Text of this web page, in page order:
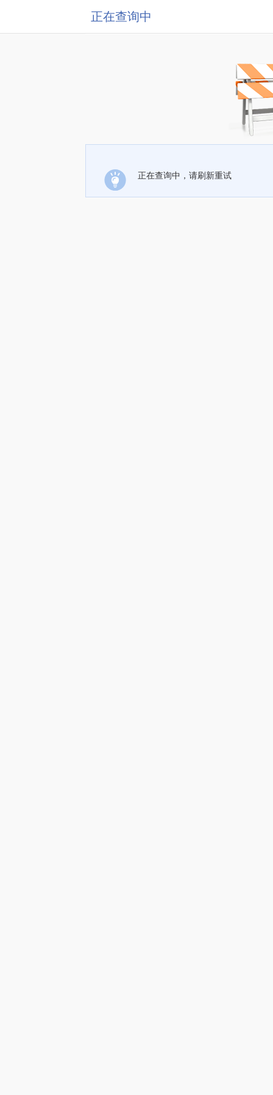
正在查询中
正在查询中，请刷新重试